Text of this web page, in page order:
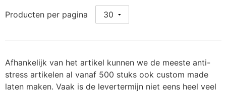
Producten per pagina
Afhankelijk van het artikel kunnen we de meeste anti-
stress artikelen al vanaf 500 stuks ook custom made
laten maken. Vaak is de levertermijn niet eens heel veel